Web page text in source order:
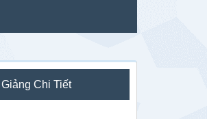
Chi Tiết